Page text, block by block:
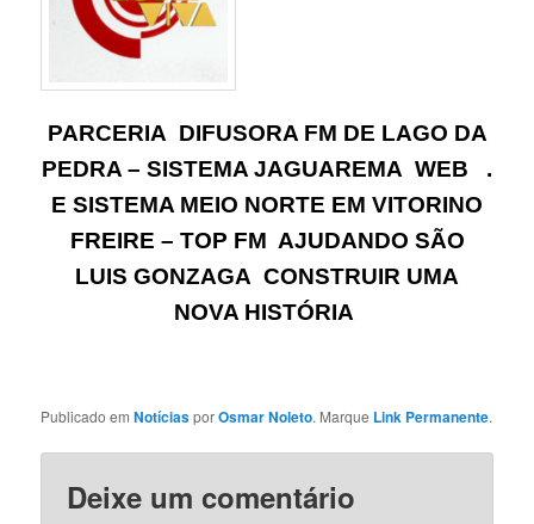
PARCERIA DIFUSORA FM DE LAGO DA
PEDRA – SISTEMA JAGUAREMA WEB .
E SISTEMA MEIO NORTE EM VITORINO
FREIRE – TOP FM AJUDANDO SÃO
LUIS GONZAGA CONSTRUIR UMA
NOVA HISTÓRIA
Publicado emNotíciasporOsmar Noleto. Marque Link Permanente.
Deixe um comentário